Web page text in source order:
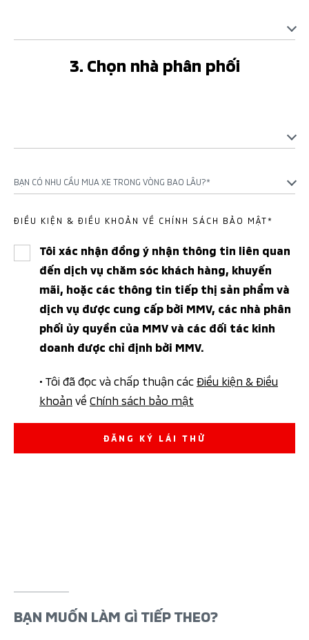
3. Chọn nhà phân phối
BẠN CÓ NHU CẦU MUA XE TRONG VÒNG BAO LÂU?*
ĐIỀU KIỆN & ĐIỀU KHOẢN VỀ CHÍNH SÁCH BẢO MẬT*
Tôi xác nhận đồng ý nhận thông tin liên quan
đến dịch vụ chăm sóc khách hàng, khuyến
mãi, hoặc các thông tin tiếp thị sản phẩm và
dịch vụ được cung cấp bởi MMV, các nhà phân
phối ủy quyền của MMV và các đối tác kinh
doanh được chỉ định bởi MMV.
• Tôi đã đọc và chấp thuận cácĐiều kiện & Điều
khoản về Chính sách bảo mật
ĐĂNG KÝ LÁI THỬ
BẠN MUỐN LÀM GÌ TIẾP THEO?